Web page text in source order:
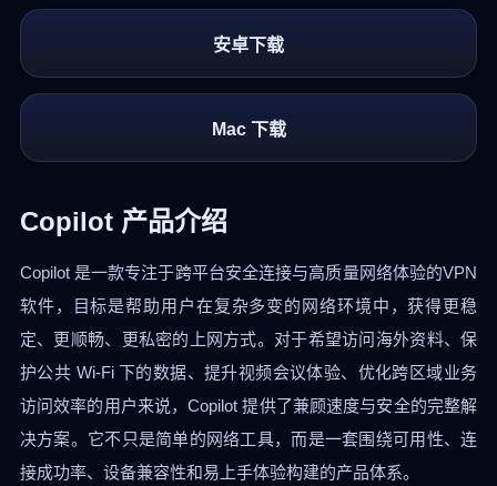
安卓下载
Mac 下载
Copilot 产品介绍
Copilot 是一款专注于跨平台安全连接与高质量网络体验的VPN
软件，目标是帮助用户在复杂多变的网络环境中，获得更稳
定、更顺畅、更私密的上网方式。对于希望访问海外资料、保
护公共 Wi-Fi 下的数据、提升视频会议体验、优化跨区域业务
访问效率的用户来说，Copilot 提供了兼顾速度与安全的完整解
决方案。它不只是简单的网络工具，而是一套围绕可用性、连
接成功率、设备兼容性和易上手体验构建的产品体系。